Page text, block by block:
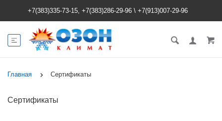
+7(383)335-73-15, +7(383)286-29-96 \ +7(913)007-29-96
Главная Сертификаты
Сертификаты